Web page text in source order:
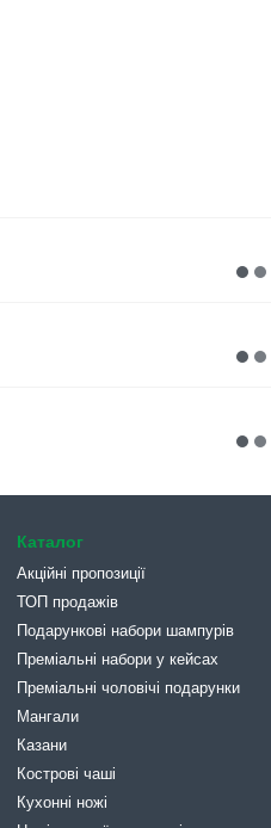
Каталог
Акційні пропозиції
ТОП продажів
Подарункові набори шампурів
Преміальні набори у кейсах
Преміальні чоловічі подарунки
Мангали
Казани
Кострові чаші
Кухонні ножі